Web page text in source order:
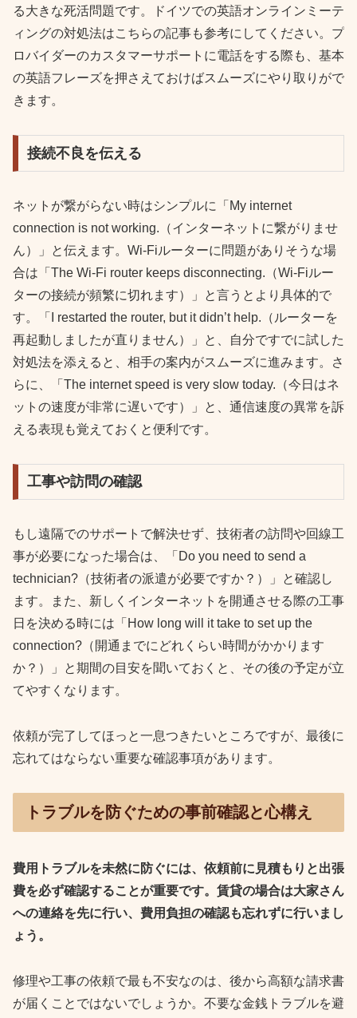
る大きな死活問題です。ドイツでの英語オンラインミーテ
ィングの対処法はこちらの記事も参考にしてください。プ
ロバイダーのカスタマーサポートに電話をする際も、基本
の英語フレーズを押さえておけばスムーズにやり取りがで
きます。
接続不良を伝える
ネットが繋がらない時はシンプルに「My internet
connection is not working.（インターネットに繋がりませ
ん）」と伝えます。Wi-Fiルーターに問題がありそうな場
合は「The Wi-Fi router keeps disconnecting.（Wi-Fiルー
ターの接続が頻繁に切れます）」と言うとより具体的で
す。「I restarted the router, but it didn’t help.（ルーターを
再起動しましたが直りません）」と、自分ですでに試した
対処法を添えると、相手の案内がスムーズに進みます。さ
らに、「The internet speed is very slow today.（今日はネ
ットの速度が非常に遅いです）」と、通信速度の異常を訴
える表現も覚えておくと便利です。
工事や訪問の確認
もし遠隔でのサポートで解決せず、技術者の訪問や回線工
事が必要になった場合は、「Do you need to send a
technician?（技術者の派遣が必要ですか？）」と確認し
ます。また、新しくインターネットを開通させる際の工事
日を決める時には「How long will it take to set up the
connection?（開通までにどれくらい時間がかかります
か？）」と期間の目安を聞いておくと、その後の予定が立
てやすくなります。
依頼が完了してほっと一息つきたいところですが、最後に
忘れてはならない重要な確認事項があります。
トラブルを防ぐための事前確認と心構え
費用トラブルを未然に防ぐには、依頼前に見積もりと出張
費を必ず確認することが重要です。賃貸の場合は大家さん
への連絡を先に行い、費用負担の確認も忘れずに行いまし
ょう。
修理や工事の依頼で最も不安なのは、後から高額な請求書
が届くことではないでしょうか。不要な金銭トラブルを避